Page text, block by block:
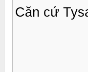
Căn cứ